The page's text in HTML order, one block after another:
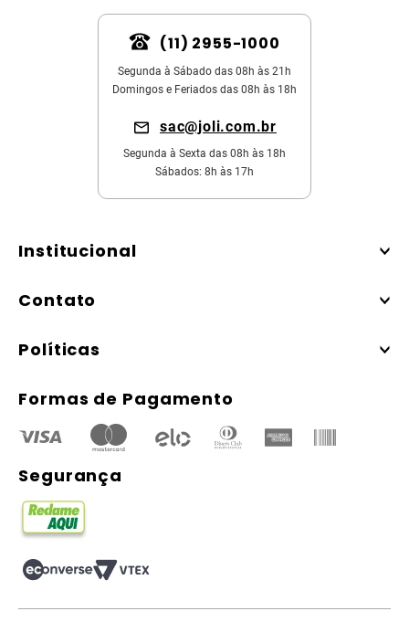
(11) 2955-1000
Segunda à Sábado das 08h às 21h
Domingos e Feriados das 08h às 18h
sac@joli.com.br
Segunda à Sexta das 08h às 18h
Sábados: 8h às 17h
Institucional
Contato
Políticas
Formas de Pagamento
Segurança